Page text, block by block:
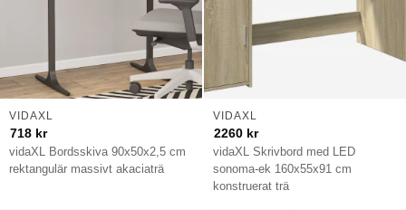
vidaXL Bordsskiva 90x50x2,5 cm
rektangulär massivt akaciaträ
VIDAXL
718 kr
vidaXL Skrivbord med LED
sonoma-ek 160x55x91 cm
konstruerat trä
VIDAXL
2260 kr